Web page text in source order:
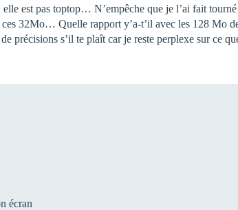
est pas toptop… N’empêche que je l’ai fait
32Mo… Quelle rapport y’a-t’il avec les 128 Mo
précisions s’il te plaît car je reste perplexe sur ce
écran